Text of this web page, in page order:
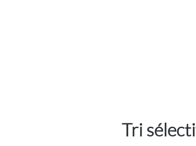
Tri